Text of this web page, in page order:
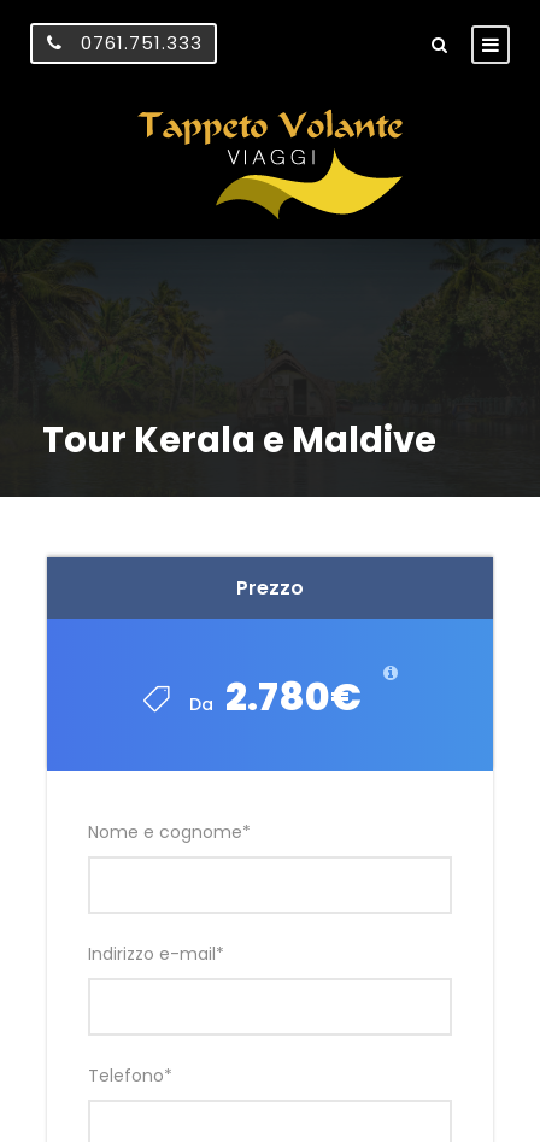
0761.751.333
Tour Kerala e Maldive
Prezzo
Da 2.780€
Nome e cognome*
Indirizzo e-mail*
Telefono*